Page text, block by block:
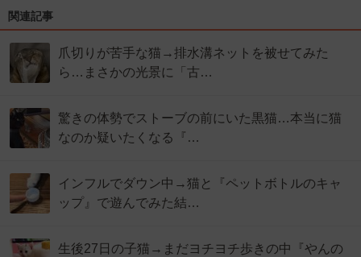
関連記事
爪切りが苦手な猫→排水溝ネットを被せてみた
ら…まさかの光景に「古…
驚きの体勢でストーブの前にいた黒猫…本当に猫
なのか疑いたくなる『…
インフルでダウン中→猫と『ペットボトルのキャ
ップ』で遊んでみた結…
生後27日の子猫→まだヨチヨチ歩きの中『やんの